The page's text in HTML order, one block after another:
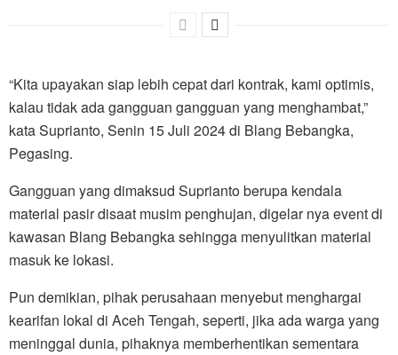
“Kita upayakan siap lebih cepat dari kontrak, kami optimis,
kalau tidak ada gangguan gangguan yang menghambat,”
kata Suprianto, Senin 15 Juli 2024 di Blang Bebangka,
Pegasing.
Gangguan yang dimaksud Suprianto berupa kendala
material pasir disaat musim penghujan, digelar nya event di
kawasan Blang Bebangka sehingga menyulitkan material
masuk ke lokasi.
Pun demikian, pihak perusahaan menyebut menghargai
kearifan lokal di Aceh Tengah, seperti, jika ada warga yang
meninggal dunia, pihaknya memberhentikan sementara